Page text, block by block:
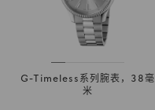
G-Timeless系列腕表，38毫
米